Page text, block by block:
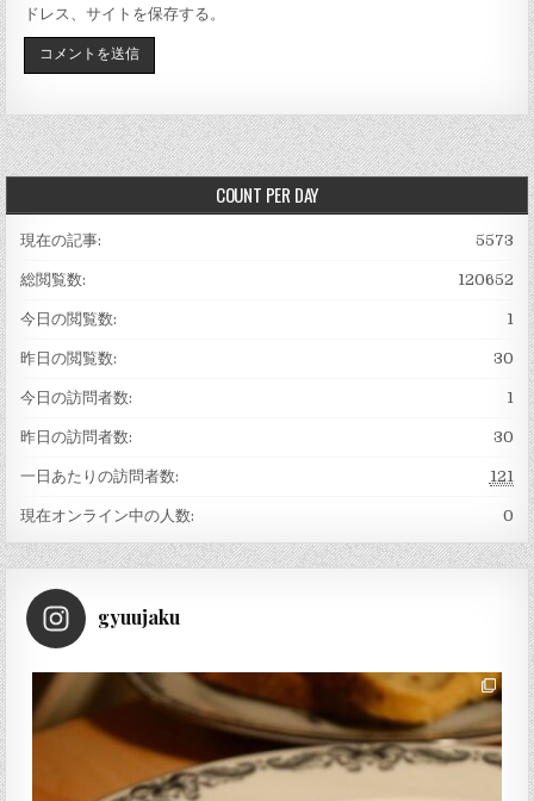
ドレス、サイトを保存する。
COUNT PER DAY
5573
現在の記事:
120652
総閲覧数:
1
今日の閲覧数:
30
昨日の閲覧数:
1
今日の訪問者数:
30
昨日の訪問者数:
121
一日あたりの訪問者数:
0
現在オンライン中の人数:
gyuujaku